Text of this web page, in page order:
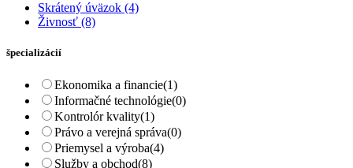
Skrátený úväzok (4)
Živnosť (8)
špecializácií
Ekonomika a financie(1)
Informačné technológie(0)
Kontrolór kvality(1)
Právo a verejná správa(0)
Priemysel a výroba(4)
Služby a obchod(8)